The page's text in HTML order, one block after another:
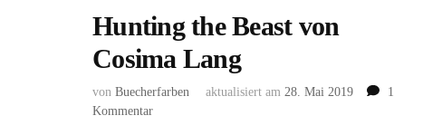
Hunting the Beast von
Cosima Lang
von Buecherfarben aktualisiert am 28. Mai 2019
1
Kommentarzu